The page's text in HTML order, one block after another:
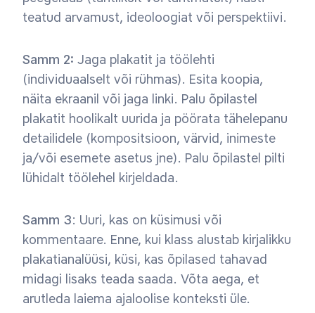
teatud arvamust, ideoloogiat või perspektiivi.
Samm 2: Jaga plakatit ja töölehti
(individuaalselt või rühmas). Esita koopia,
näita ekraanil või jaga linki. Palu õpilastel
plakatit hoolikalt uurida ja pöörata tähelepanu
detailidele (kompositsioon, värvid, inimeste
ja/või esemete asetus jne). Palu õpilastel pilti
lühidalt töölehel kirjeldada.
Samm 3: Uuri, kas on küsimusi või
kommentaare. Enne, kui klass alustab kirjalikku
plakatianalüüsi, küsi, kas õpilased tahavad
midagi lisaks teada saada. Võta aega, et
arutleda laiema ajaloolise konteksti üle.